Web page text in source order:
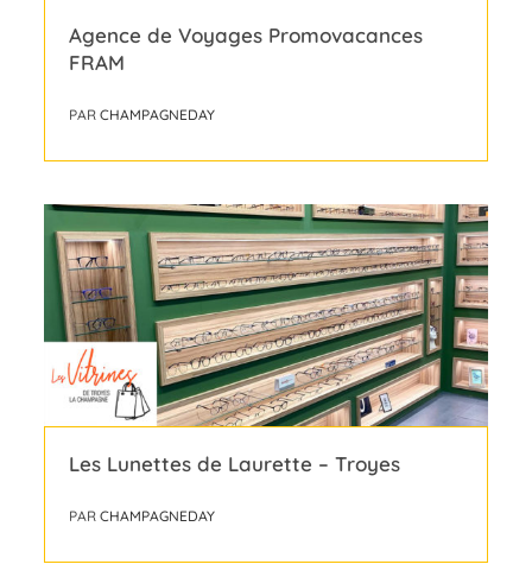
Agence de Voyages Promovacances
FRAM
PAR CHAMPAGNEDAY
Les Lunettes de Laurette – Troyes
PAR CHAMPAGNEDAY